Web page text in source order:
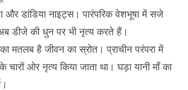
और डांडिया नाइट्स। पारंपरिक वेशभूषा में सजे
डीजे की धुन पर भी नृत्य करते हैं।
मतलब है जीवन का स्रोत। प्राचीन परंपरा में
ओर नृत्य किया जाता था। घड़ा यानी माँ का